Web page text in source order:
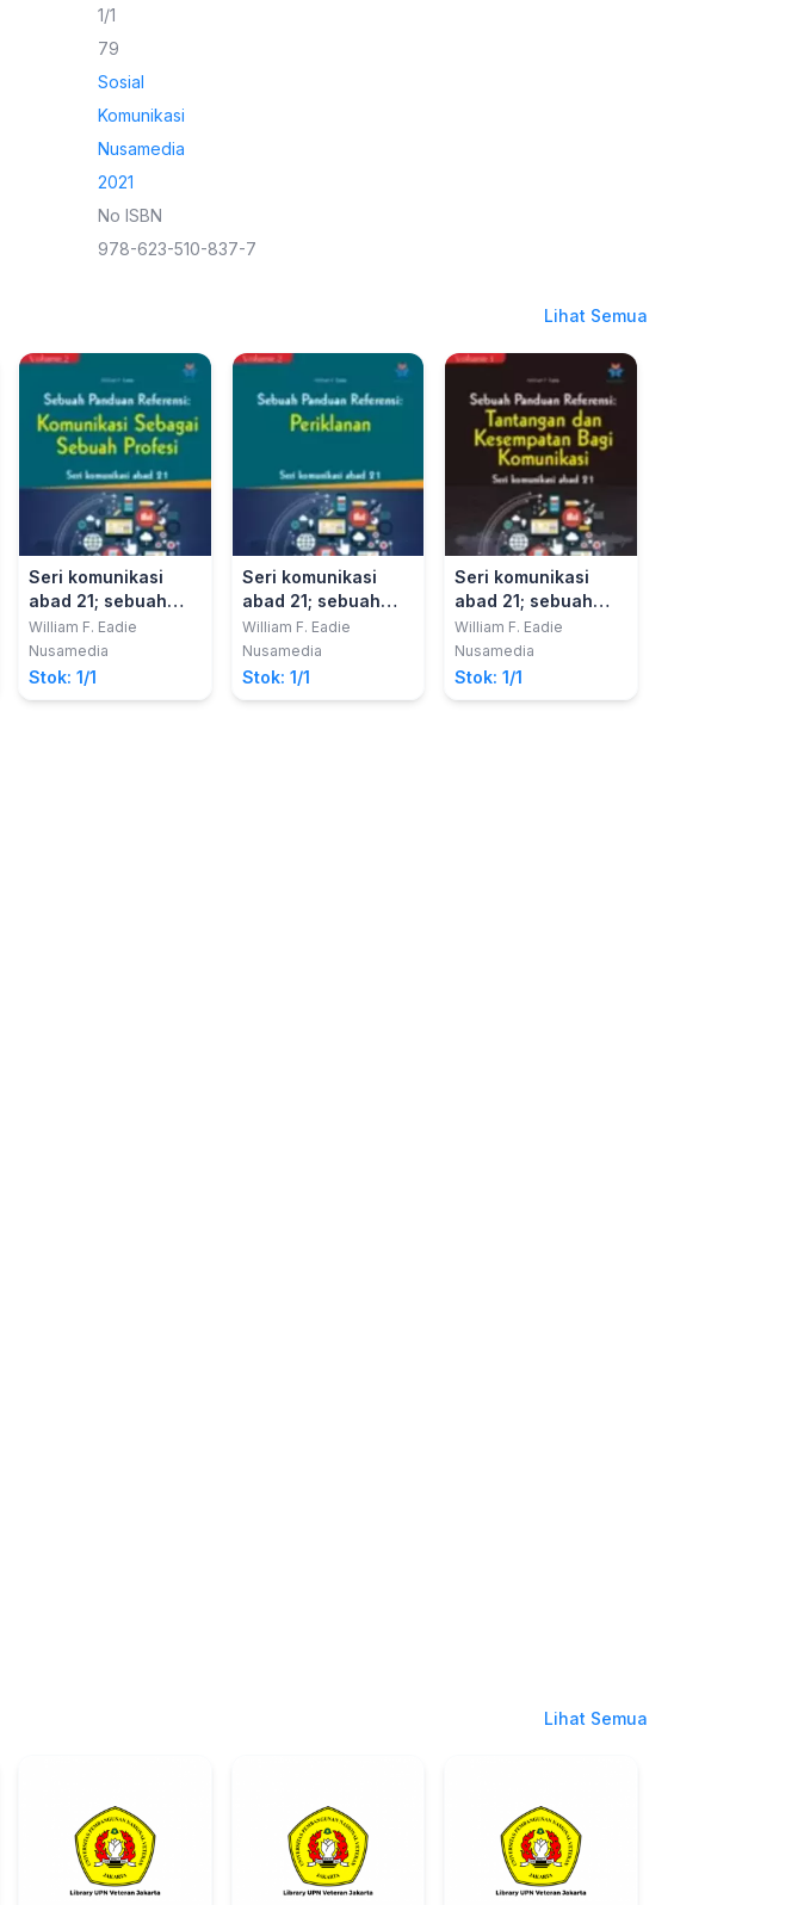
1/1
79
Sosial
Komunikasi
Nusamedia
2021
No ISBN
978-623-510-837-7
Lihat Semua
Seri komunikasi
abad 21; sebuah
panduan referensi
vol. 2, Komunikasi
sebagai sebuah
profesi
William F. Eadie
Nusamedia
Stok: 1/1
Seri komunikasi
abad 21; sebuah
panduan referensi
vol. 2, Periklanan
William F. Eadie
Nusamedia
Stok: 1/1
Seri komunikasi
abad 21; sebuah
panduan referensi
vol. 1, Tantangan
dan kesempatan
bagi komunikasi
William F. Eadie
Nusamedia
Stok: 1/1
Lihat Semua